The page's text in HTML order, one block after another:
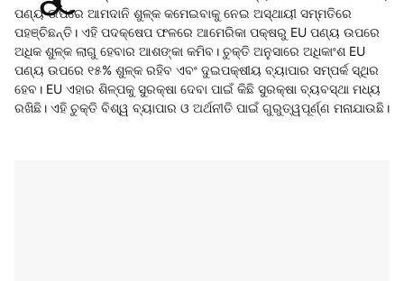
ପଣ୍ୟ ଉପରେ ଆମଦାନି ଶୁଳ୍କ କମେଇବାକୁ ନେଇ ଅସ୍ଥାୟୀ ସମ୍ମତିରେ
ପହଞ୍ଚିଛନ୍ତି। ଏହି ପଦକ୍ଷେପ ଫଳରେ ଆମେରିକା ପକ୍ଷରୁ EU ପଣ୍ୟ ଉପରେ
ଅଧିକ ଶୁଳ୍କ ଲାଗୁ ହେବାର ଆଶଙ୍କା କମିବ। ଚୁକ୍ତି ଅନୁସାରେ ଅଧିକାଂଶ EU
ପଣ୍ୟ ଉପରେ ୧୫% ଶୁଳ୍କ ରହିବ ଏବଂ ଦୁଇପକ୍ଷୀୟ ବ୍ୟାପାର ସମ୍ପର୍କ ସ୍ଥିର
ହେବ। EU ଏହାର ଶିଳ୍ପକୁ ସୁରକ୍ଷା ଦେବା ପାଇଁ କିଛି ସୁରକ୍ଷା ବ୍ୟବସ୍ଥା ମଧ୍ୟ
ରଖିଛି। ଏହି ଚୁକ୍ତି ବିଶ୍ୱ ବ୍ୟାପାର ଓ ଅର୍ଥନୀତି ପାଇଁ ଗୁରୁତ୍ୱପୂର୍ଣ୍ଣ ମନାଯାଉଛି।